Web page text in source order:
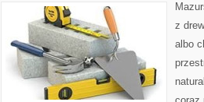
z
albo